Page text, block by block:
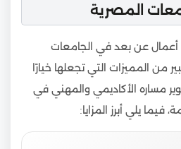
المصرية
أعمال عن بعد في الجامعات
من المميزات التي تجعلها خيارًا
مساره الأكاديمي والمهني في
فيما يلي أبرز المزايا: